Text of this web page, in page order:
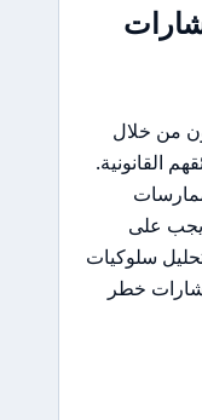
من خلال
القانونية.
يجب على
سلوكيات
خطر